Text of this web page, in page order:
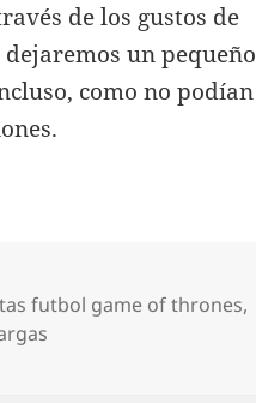
de los gustos de
un pequeño
como no podían
futbol game of thrones,